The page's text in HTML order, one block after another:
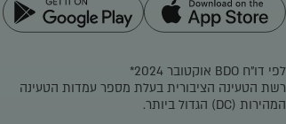
לפי דו"ח BDO אוקטובר 2024*
רשת הטעינה הציבורית בעלת מספר עמדות הטעינה
המהירות (DC) הגדול ביותר.